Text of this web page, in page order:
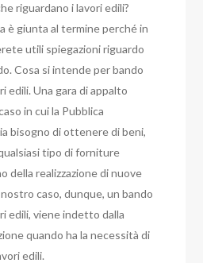
riguardano i lavori edili?
è giunta al termine perché in
utili spiegazioni riguardo
Cosa si intende per bando
edili. Una gara di appalto
in cui la Pubblica
bisogno di ottenere di beni,
tipo di forniture
della realizzazione di nuove
caso, dunque, un bando
edili, viene indetto dalla
quando ha la necessità di
edili.